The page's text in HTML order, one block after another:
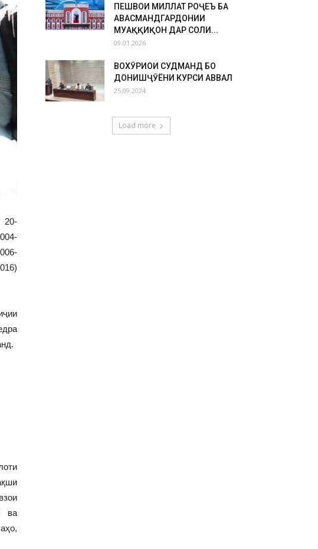
ва
ПЕШВОИ МИЛЛАТ РОҶЕЪ БА
ҲАВАСМАНДГАРДОНИИ
МУҲАҚҚИҚОН ДАР СОЛИ...
09.01.2026
ВОХӮРИҲОИ СУДМАНД БО
ДОНИШҶӮЁНИ КУРСИ АВВАЛ
25.09.2024
Load more